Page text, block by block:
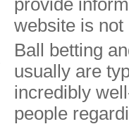
provide
website is
Ball betting
usually are
incredibly
people